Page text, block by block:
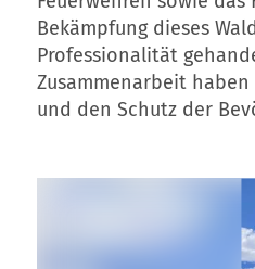
Bekämpfung dieses
Professionalität
Zusammenarbeit
und den Schutz der